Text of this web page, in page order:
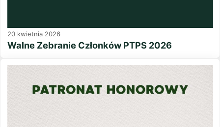
20 kwietnia 2026
Walne Zebranie Członków PTPS 2026